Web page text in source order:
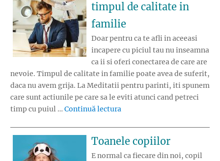
timpul de calitate in
familie
Doar pentru ca te afli in aceeasi
incapere cu piciul tau nu inseamna
ca ii si oferi conectarea de care are
nevoie. Timpul de calitate in familie poate avea de suferit,
daca nu avem grija. La Meditatii pentru parinti, iti spunem
care sunt actiunile pe care sa le eviti atunci cand petreci
timp cu puiul … Continuă lectura
Toanele copiilor
E normal ca fiecare din noi, copil